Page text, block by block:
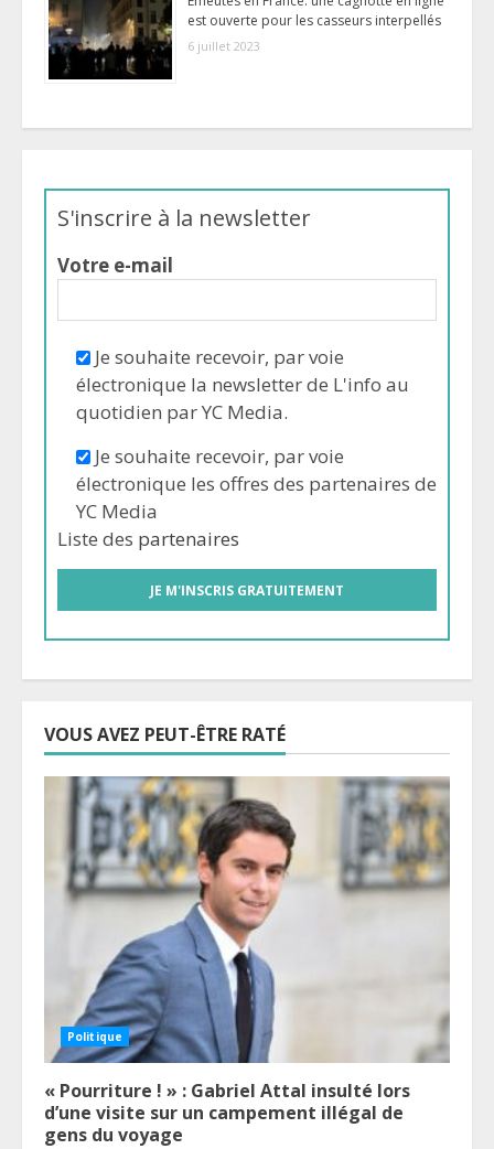
est ouverte pour les casseurs interpellés
6 juillet 2023
S'inscrire à la newsletter
Votre e-mail
Je souhaite recevoir, par voie
électronique la newsletter de L'info au
quotidien par YC Media.
Je souhaite recevoir, par voie
électronique les offres des partenaires de
YC Media
Liste des partenaires
VOUS AVEZ PEUT-ÊTRE RATÉ
Politique
« Pourriture ! » : Gabriel Attal insulté lors
d’une visite sur un campement illégal de
gens du voyage